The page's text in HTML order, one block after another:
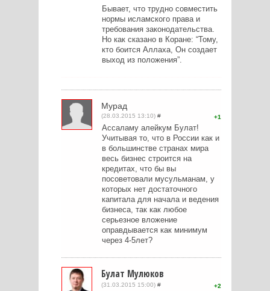
Бывает, что трудно совместить
нормы исламского права и
требования законодательства.
Но как сказано в Коране: “Тому,
кто боится Аллаха, Он создает
выход из положения”.
Мурад
(28.03.2015 13:10) # 1
Ассаламу алейкум Булат!
Учитывая то, что в России как и
в большинстве странах мира
весь бизнес строится на
кредитах, что бы вы
посоветовали мусульманам, у
которых нет достаточного
капитала для начала и ведения
бизнеса, так как любое
серьезное вложение
оправдывается как минимум
через 4-5лет?
Булат Мулюков
(31.03.2015 15:00) # 2